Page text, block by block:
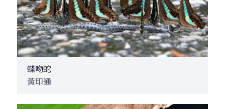
蝶吻蛇
黃印通